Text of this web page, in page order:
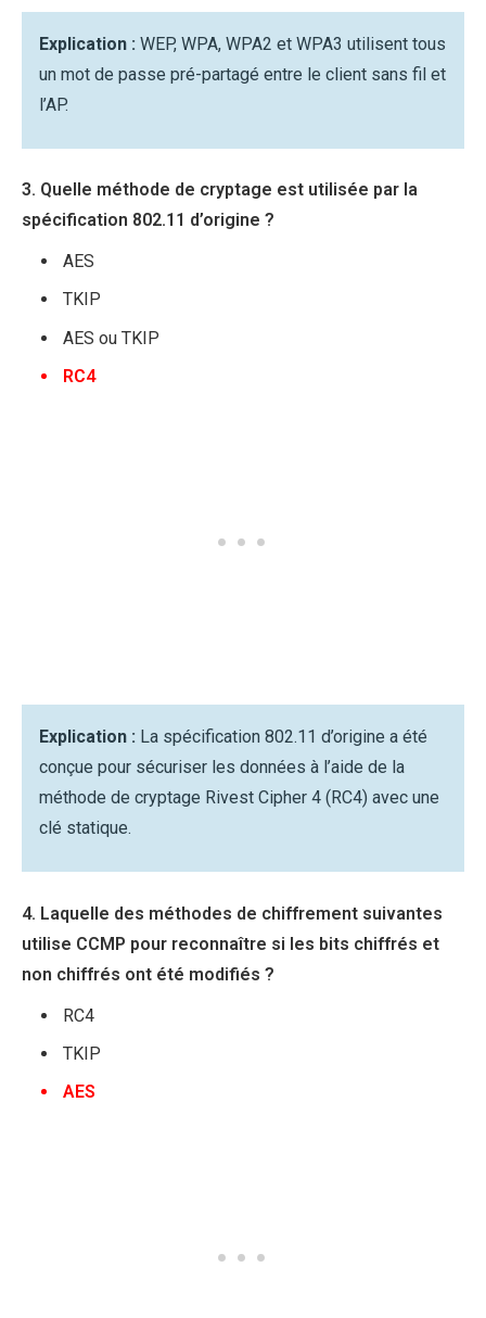
Explication : WEP, WPA, WPA2 et WPA3 utilisent tous
un mot de passe pré-partagé entre le client sans fil et
l’AP.
3. Quelle méthode de cryptage est utilisée par la
spécification 802.11 d’origine ?
AES
TKIP
AES ou TKIP
RC4
Explication : La spécification 802.11 d’origine a été
conçue pour sécuriser les données à l’aide de la
méthode de cryptage Rivest Cipher 4 (RC4) avec une
clé statique.
4. Laquelle des méthodes de chiffrement suivantes
utilise CCMP pour reconnaître si les bits chiffrés et
non chiffrés ont été modifiés ?
RC4
TKIP
AES